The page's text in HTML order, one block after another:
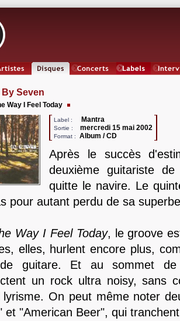
Seven
Way I Feel Today
Label : Mantra
Sortie : mercredi 15 mai 2002
Format : Album / CD
Après le succès
deuxième guitariste
quitte le navire. Le
pour autant perdu de sa
Way I Feel Today, le groove
elles, hurlent encore plus,
guitare. Et au sommet
un rock ultra noisy, sans
lyrisme. On peut même noter
et "American Beer", qui